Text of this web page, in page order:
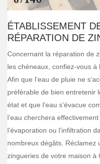
ÉTABLISSEMENT
RÉPARATION DE
Concernant la réparation de
les chéneaux, confiez-vous à
Afin que l’eau de pluie ne
préférable de bien entretenir
état et que l’eau s’évacue
l’eau cherchera
l’évaporation ou l’infiltration
nombreux dégâts. Réclamez
zingueries de votre maison à